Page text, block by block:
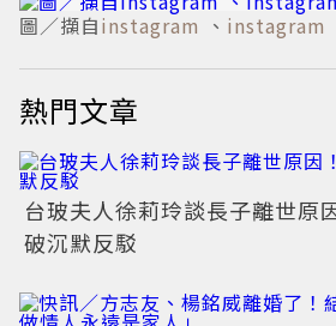
圖／擷自instagram 、 instagram
熱門文章
台玻夫人徐莉玲談長子離世原
破沉默反駁